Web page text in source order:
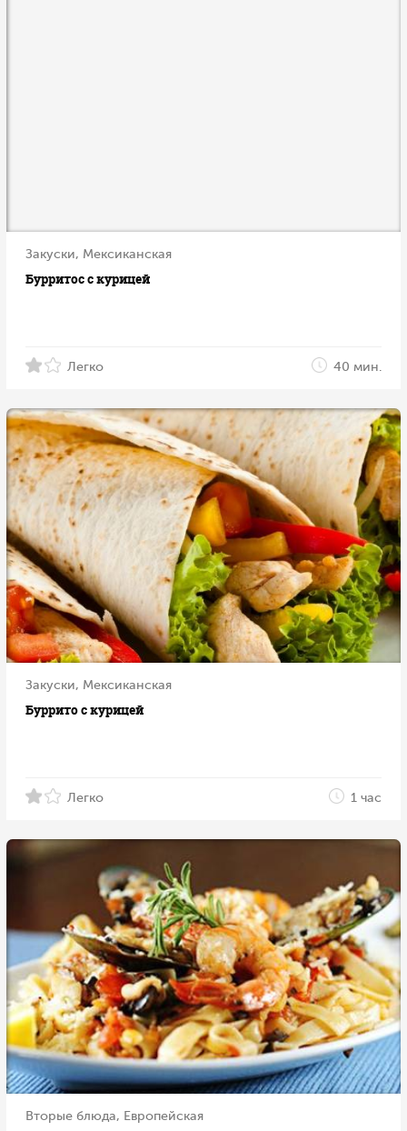
Закуски, Мексиканская
Бурритос с курицей
Легко 40 мин.
Закуски, Мексиканская
Буррито с курицей
Легко 1 час
Вторые блюда, Европейская